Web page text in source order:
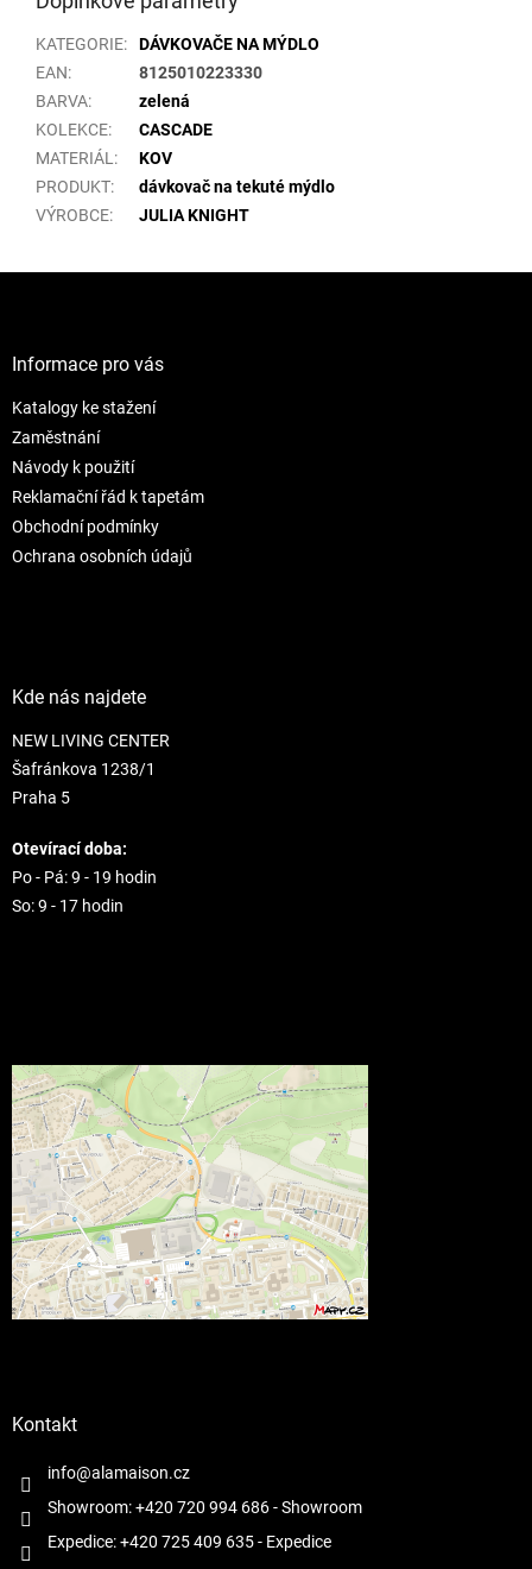
KATEGORIE:
DÁVKOVAČE NA MÝDLO
EAN:
8125010223330
BARVA:
zelená
KOLEKCE:
CASCADE
MATERIÁL :
KOV
PRODUKT:
dávkovač na tekuté mýdlo
VÝROBCE: JULIA KNIGHT
Informace pro vás
Katalogy ke stažení
Zaměstnání
Návody k použití
Reklamační řád k tapetám
Obchodní podmínky
Ochrana osobních údajů
Kde nás najdete
NEW LIVING CENTER
Šafránkova 1238/1
Praha 5
Otevírací doba:
Po - Pá: 9 - 19 hodin
So: 9 - 17 hodin
Kontakt
info@alamaison.cz
Showroom: +420 720 994 686- Showroom
Expedice: +420 725 409 635- Expedice